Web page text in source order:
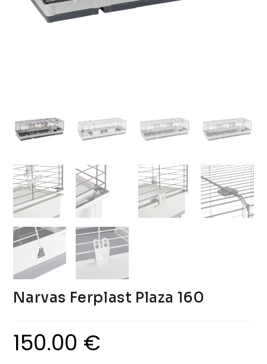
Narvas Ferplast Plaza 160
150.00 €